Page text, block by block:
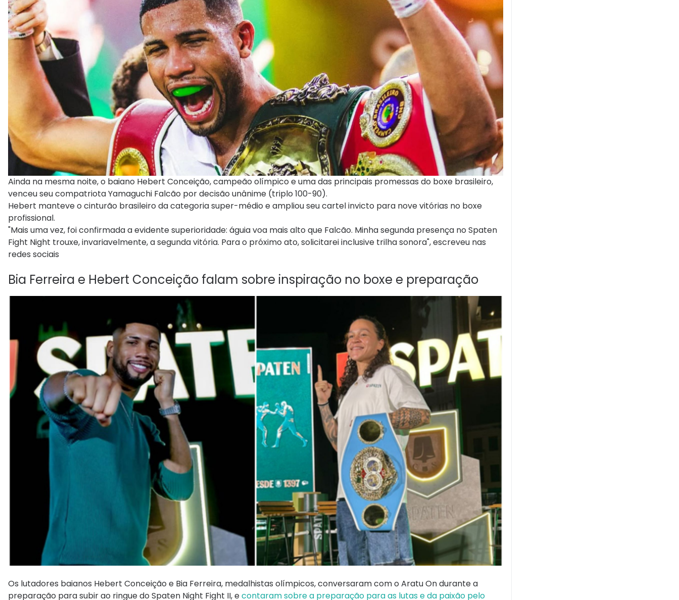
Ainda na mesma noite, o baiano Hebert Conceição, campeão olímpico e uma das principais promessas do boxe brasileiro,
venceu seu compatriota Yamaguchi Falcão por decisão unânime (triplo 100-90).
Hebert manteve o cinturão brasileiro da categoria super-médio e ampliou seu cartel invicto para nove vitórias no boxe
profissional.
"Mais uma vez, foi confirmada a evidente superioridade: águia voa mais alto que Falcão. Minha segunda presença no Spaten
Fight Night trouxe, invariavelmente, a segunda vitória. Para o próximo ato, solicitarei inclusive trilha sonora", escreveu nas
redes sociais
Bia Ferreira e Hebert Conceição falam sobre inspiração no boxe e preparação
Os lutadores baianos Hebert Conceição e Bia Ferreira, medalhistas olímpicos, conversaram com o Aratu On durante a
preparação para subir ao ringue do Spaten Night Fight II, econtaram sobre a preparação para as lutas e da paixão pelo